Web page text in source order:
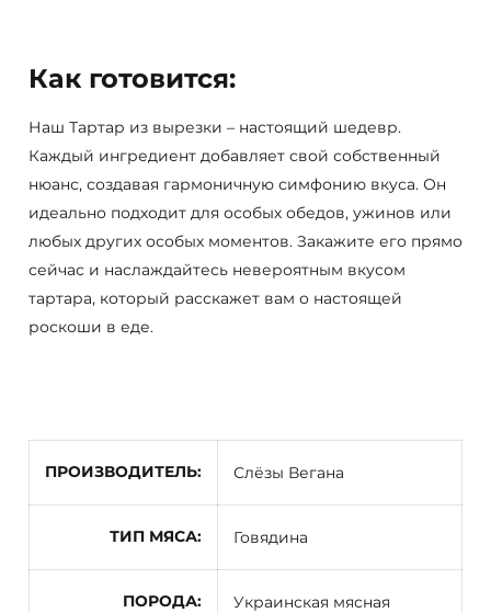
Как готовится:
Наш Тартар из вырезки – настоящий шедевр.
Каждый ингредиент добавляет свой собственный
нюанс, создавая гармоничную симфонию вкуса. Он
идеально подходит для особых обедов, ужинов или
любых других особых моментов. Закажите его прямо
сейчас и наслаждайтесь невероятным вкусом
тартара, который расскажет вам о настоящей
роскоши в еде.
ПРОИЗВОДИТЕЛЬ Слёзы Вегана
ТИП МЯСА Говядина
ПОРОДА Украинская мясная